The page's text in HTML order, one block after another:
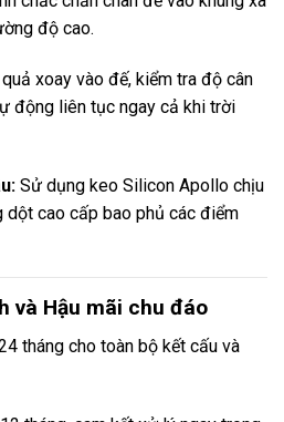
độ cao.
xoay vào đế, kiểm tra độ cân
động liên tục ngay cả khi trời
Sử dụng keo Silicon Apollo chịu
dột cao cấp bao phủ các điểm
và Hậu mãi chu đáo
tháng cho toàn bộ kết cấu và